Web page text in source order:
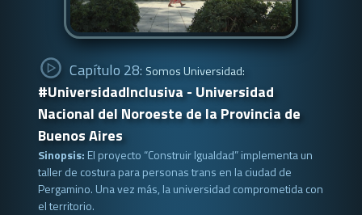
Capítulo 28: Somos Universidad:
#UniversidadInclusiva - Universidad
Nacional del Noroeste de la Provincia de
Buenos Aires
Sinopsis: El proyecto “Construir Igualdad” implementa un
taller de costura para personas trans en la ciudad de
Pergamino. Una vez más, la universidad comprometida con
el territorio.